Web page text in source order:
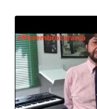
CONTATO
PT